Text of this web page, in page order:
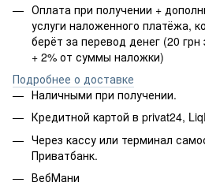
Оплата при получении +
услуги наложенного платёжа,
берёт за перевод денег (20
+ 2% от суммы наложки)
Подробнее о доставке
Наличными при получении.
Кредитной картой в privat24,
Через кассу или терминал
Приватбанк.
ВебМани